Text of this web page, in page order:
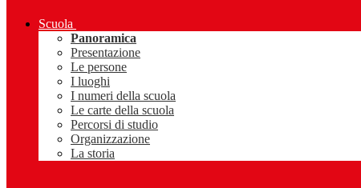
Scuola
Panoramica
Presentazione
Le persone
I luoghi
I numeri della scuola
Le carte della scuola
Percorsi di studio
Organizzazione
La storia